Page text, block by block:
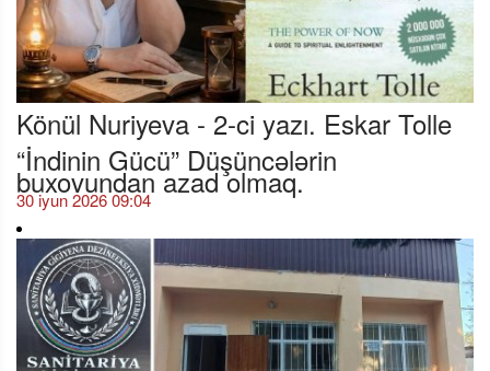
Könül Nuriyeva - 2-ci yazı. Eskar Tolle
“İndinin Gücü” Düşüncələrin
buxovundan azad olmaq.
30 iyun 2026 09:04